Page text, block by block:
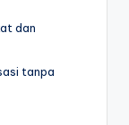
dan
tanpa